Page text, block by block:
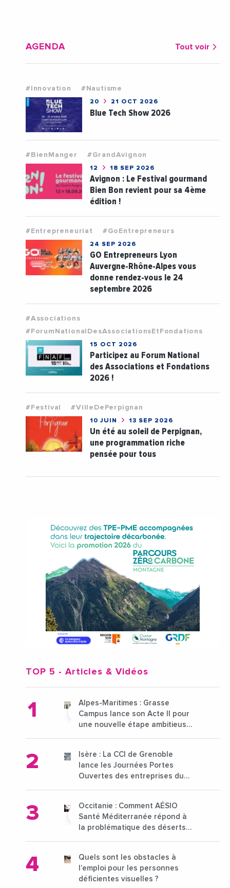
AGENDA Tout voir
#Innovation #Nautisme
20 21 OCT 2026
Blue Tech Show 2026
#BienManger #GrandAvignon
12 18 SEP 2026
Avignon : Le Festival gourmand
Bien Bon revient pour sa 4ème
édition !
#Entrepreneuriat #GoEntrepreneurs
24 SEP 2026
GO Entrepreneurs Lyon
Auvergne-Rhône-Alpes vous
donne rendez-vous le 24
septembre 2026
#Associations
#ForumNationalDesAssociationsEtFondations
15 OCT 2026
Participez au Forum National
des Associations et Fondations
2026 !
#Festival #VilleDePerpignan
10 JUIN 13 SEP 2026
Un été au soleil de Perpignan,
une programmation riche
pensée pour tous
TOP 5 - Articles & Vidéos
Alpes-Maritimes : Grasse
Campus lance son Acte II pour
une nouvelle étape ambitieuse
Isère : La CCI de Grenoble
lance les Journées Portes
Ouvertes des entreprises du
Occitanie : Comment AÉSIO
Santé Méditerranée répond à
la problématique des déserts
Quels sont les obstacles à
l’emploi pour les personnes
déficientes visuelles ?